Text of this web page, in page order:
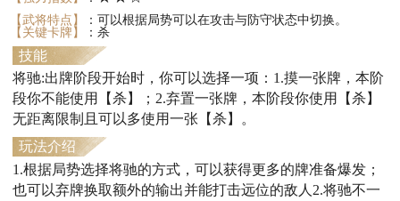
【武将特点】
：可以根据局势可以在攻击与防守状态中切换。
【关键卡牌】
：杀
技能
将驰:出牌阶段开始时，你可以选择一项：1.摸一张牌，本阶
段你不能使用【杀】；2.弃置一张牌，本阶段你使用【杀】
无距离限制且可以多使用一张【杀】。
玩法介绍
1.根据局势选择将驰的方式，可以获得更多的牌准备爆发；
也可以弃牌换取额外的输出并能打击远位的敌人2.将驰不一